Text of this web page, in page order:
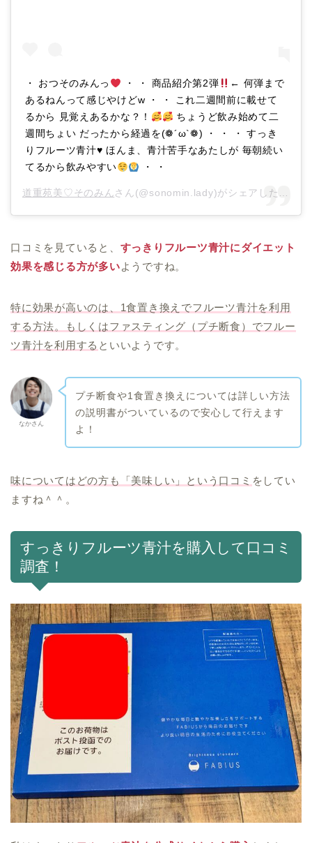
・ おつそのみんっ ・ ・ 商品紹介第2弾
← 何弾まで
あるねんって感じやけどw ・ ・ これ二週間前に載せて
るから 見覚えあるかな？！
ちょうど飲み始めて二
週間ちょい だったから経過を(❁︎´ω`❁︎) ・ ・ ・ すっき
りフルーツ青汁♥️ ほんま、青汁苦手なあたしが 毎朝続い
てるから飲みやすい
・ ・
道重苑美♡そのみんさん(@sonomin.lady)がシェアした投稿 –
口コミを見ていると、 すっきりフルーツ青汁にダイエット
効果を感じる方が多いようですね。
特に効果が高いのは、1食置き換えでフルーツ青汁を利用
する方法。もしくはファスティング（プチ断食）でフルー
ツ青汁を利用する といいようです。
なかさん
プチ断食や1食置き換えについては詳しい方法
の説明書がついているので安心して行えます
よ！
味についてはどの方も「美味しい」という口コミ をしてい
ますね＾＾。
すっきりフルーツ青汁を購入して口コミ
調査！